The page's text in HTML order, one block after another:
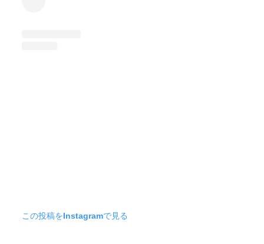
この投稿をInstagramで見る